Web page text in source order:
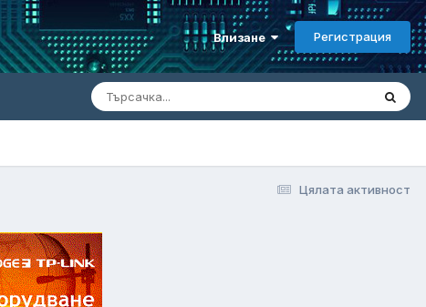
Влизане Регистрация
Цялата активност